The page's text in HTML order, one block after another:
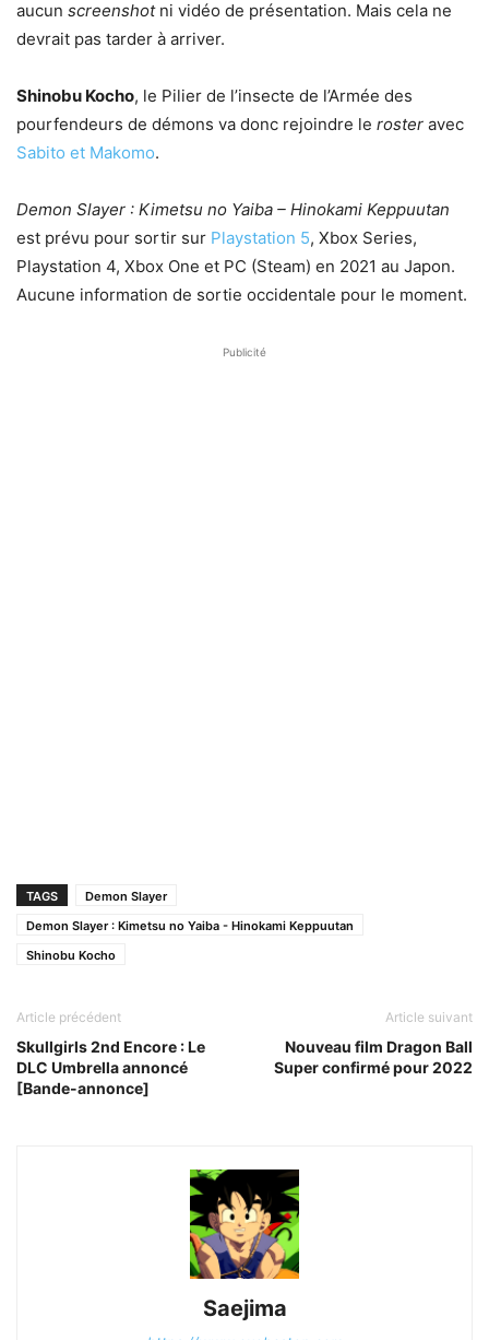
aucun screenshotni vidéo de présentation. Mais cela ne
devrait pas tarder à arriver.
Shinobu Kocho, le Pilier de l’insecte de l’Armée des
pourfendeurs de démons va donc rejoindre le roster avec
Sabito et Makomo.
Demon Slayer : Kimetsu no Yaiba – Hinokami Keppuutan
est prévu pour sortir sur Playstation 5, Xbox Series,
Playstation 4, Xbox One et PC (Steam) en 2021 au Japon.
Aucune information de sortie occidentale pour le moment.
Publicité
TAGS
Demon Slayer
Demon Slayer : Kimetsu no Yaiba - Hinokami Keppuutan
Shinobu Kocho
Article précédent
Skullgirls 2nd Encore : Le
DLC Umbrella annoncé
[Bande-annonce]
Article suivant
Nouveau film Dragon Ball
Super confirmé pour 2022
Saejima